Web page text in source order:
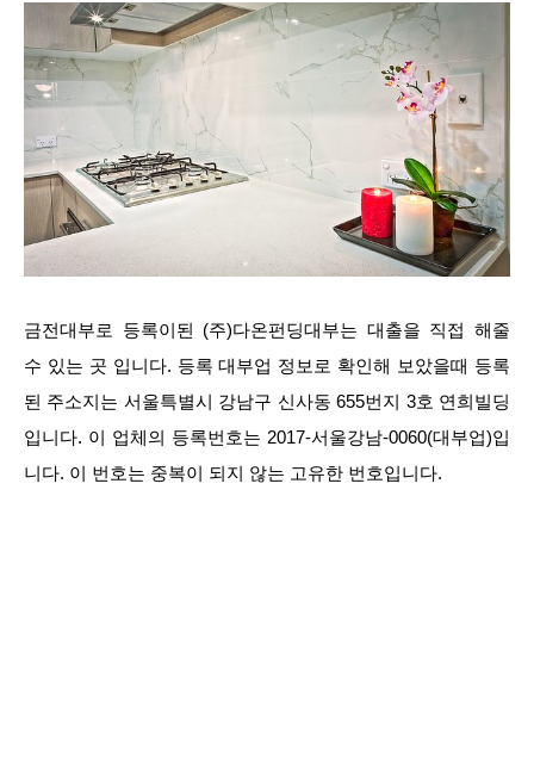
금전대부로 등록이된 (주)다온펀딩대부는 대출을 직접 해줄
수 있는 곳 입니다. 등록 대부업 정보로 확인해 보았을때 등록
된 주소지는 서울특별시 강남구 신사동 655번지 3호 연희빌딩
입니다. 이 업체의 등록번호는 2017-서울강남-0060(대부업)입
니다. 이 번호는 중복이 되지 않는 고유한 번호입니다.